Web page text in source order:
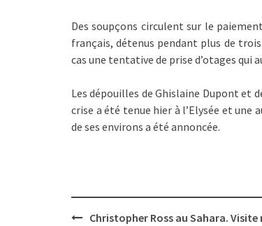
Des soupçons circulent sur le
français, détenus pendant plus de
cas une tentative de prise d’otages qui
Les dépouilles de Ghislaine Dupont et
crise a été tenue hier à l’Elysée et une
de ses environs a été annoncée.
PostChristopher Ross au Sahara.